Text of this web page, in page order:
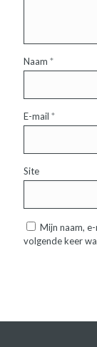
Naam *
E-mail *
Site
Mijn naam,
volgende keer